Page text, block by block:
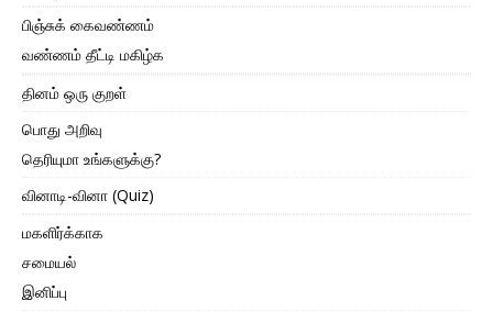
பிஞ்சுக் கைவண்ணம்
வண்ணம் தீட்டி மகிழ்க
தினம் ஒரு குறள்
பொது அறிவு
தெரியுமா உங்களுக்கு?
வினாடி-வினா (Quiz)
மகளிர்க்காக
சமையல்
இனிப்பு